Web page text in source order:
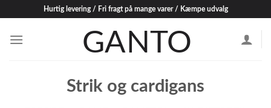
content
Hurtig levering / Fri fragt på mange varer / Kæmpe udvalg
Strik og cardigans